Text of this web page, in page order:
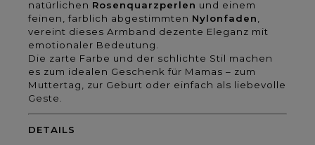
natürlichen Rosenquarzperlen und einem
feinen, farblich abgestimmten Nylonfaden
vereint dieses Armband dezente Eleganz mit
emotionaler Bedeutung.
Die zarte Farbe und der schlichte Stil machen
es zum idealen Geschenk für Mamas – zum
Muttertag, zur Geburt oder einfach als liebevolle
Geste.
DETAILS